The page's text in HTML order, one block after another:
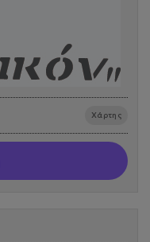
Χάρτης